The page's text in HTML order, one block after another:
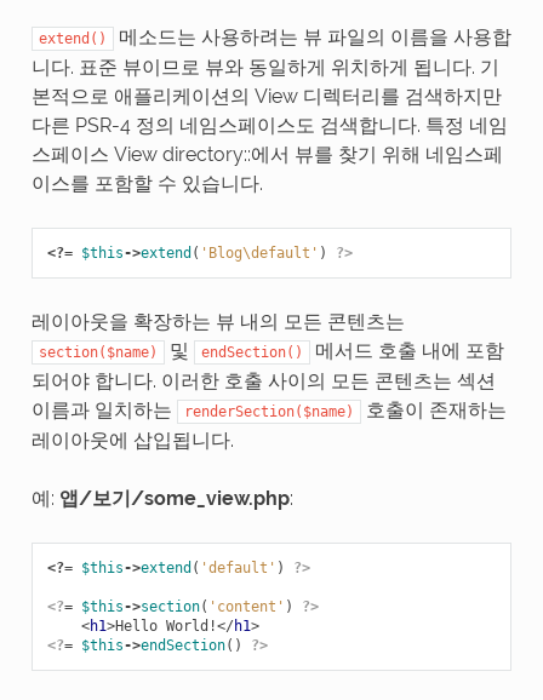
extend()
메소드는 사용하려는 뷰 파일의 이름을 사용합
니다. 표준 뷰이므로 뷰와 동일하게 위치하게 됩니다. 기
본적으로 애플리케이션의 View 디렉터리를 검색하지만
다른 PSR-4 정의 네임스페이스도 검색합니다. 특정 네임
스페이스 View directory::에서 뷰를 찾기 위해 네임스페
이스를 포함할 수 있습니다.
<?= $this->extend ( 'Blog\default' ) ?>
레이아웃을 확장하는 뷰 내의 모든 콘텐츠는
section($name) 및 endSection()
메서드 호출 내에 포함
되어야 합니다. 이러한 호출 사이의 모든 콘텐츠는 섹션
이름과 일치하는
renderSection($name)
호출이 존재하는
레이아웃에 삽입됩니다.
예: 앱/보기/some_view.php:
<?= $this->extend ( 'default' ) ?>
<?= $this->section( 'content' )
?>
<h1>Hello World!</ h1>
<?= $this->endSection() ?>